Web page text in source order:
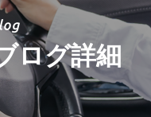
ログ詳細